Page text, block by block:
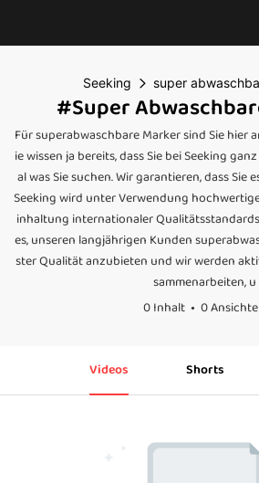
Seeking super
#super
Für superabwaschbare Marker sind Sie hier
ie wissen ja bereits, dass Sie bei Seeking
al was Sie suchen. Wir garantieren, dass Sie
Seeking wird unter Verwendung
inhaltung internationaler
es, unseren langjährigen Kunden
ster Qualität anzubieten und wir werden
sammenarbeiten, u
0 Inhalt
0
Videos Shorts